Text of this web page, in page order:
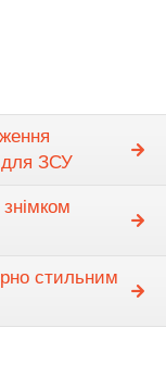
для ЗСУ
стильним